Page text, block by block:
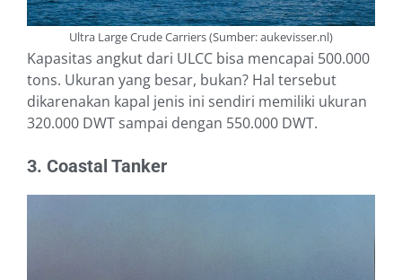
Ultra Large Crude Carriers (Sumber: aukevisser.nl)
Kapasitas angkut dari ULCC bisa mencapai 500.000
tons. Ukuran yang besar, bukan? Hal tersebut
dikarenakan kapal jenis ini sendiri memiliki ukuran
320.000 DWT sampai dengan 550.000 DWT.
3. Coastal Tanker